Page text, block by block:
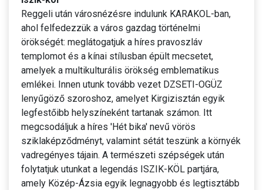
Reggeli után városnézésre indulunk KARAKOL-ban,
ahol felfedezzük a város gazdag történelmi
örökségét: meglátogatjuk a híres pravoszláv
templomot és a kínai stílusban épült mecsetet,
amelyek a multikulturális örökség emblematikus
emlékei. Innen utunk tovább vezet DZSETI-OGÜZ
lenyűgöző szoroshoz, amelyet Kirgizisztán egyik
legfestőibb helyszíneként tartanak számon. Itt
megcsodáljuk a híres 'Hét bika' nevű vörös
sziklaképződményt, valamint sétát teszünk a környék
vadregényes tájain. A természeti szépségek után
folytatjuk utunkat a legendás ISZIK-KÖL partjára,
amely Közép-Ázsia egyik legnagyobb és legtisztább